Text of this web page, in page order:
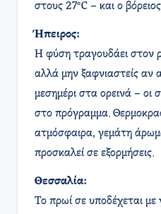
στους 27°C – και ο
Ήπειρος:
Η φύση τραγουδάει στον
αλλά μην ξαφνιαστείς αν
μεσημέρι στα ορεινά – οι
στο πρόγραμμα.
ατμόσφαιρα, γεμάτη
προσκαλεί σε εξορμήσεις.
Θεσσαλία:
Το πρωί σε υποδέχεται με